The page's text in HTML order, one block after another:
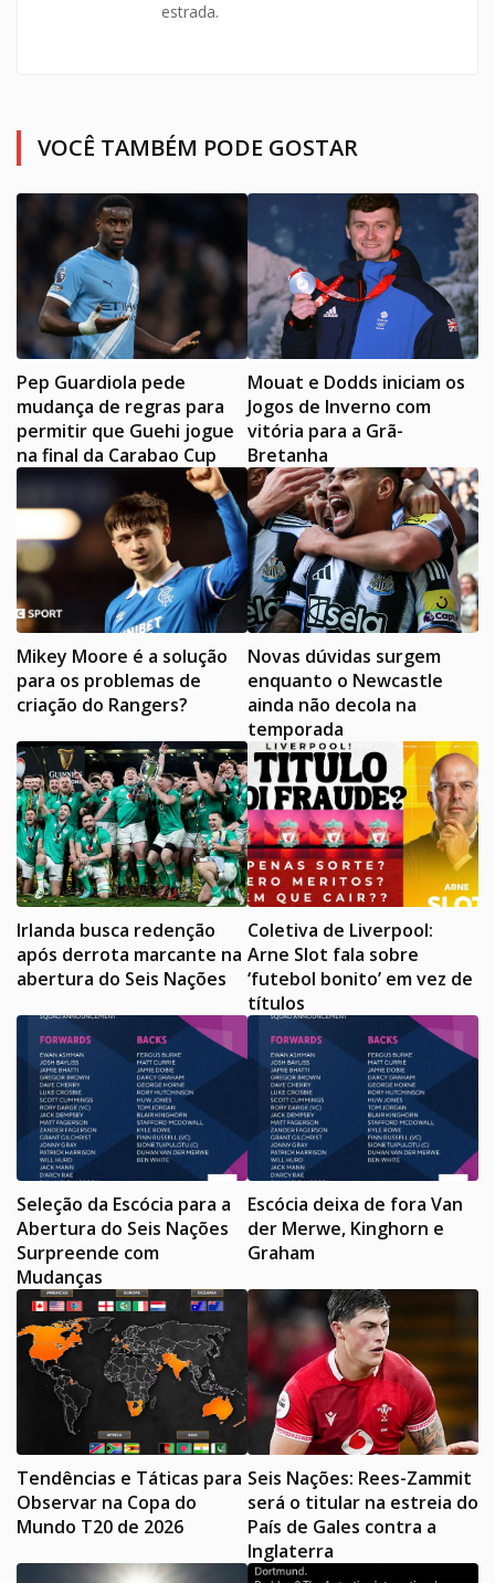
estrada.
VOCÊ TAMBÉM PODE GOSTAR
Pep Guardiola pede
mudança de regras para
permitir que Guehi jogue
na final da Carabao Cup
Mouat e Dodds iniciam os
Jogos de Inverno com
vitória para a Grã-
Bretanha
Mikey Moore é a solução
para os problemas de
criação do Rangers?
Novas dúvidas surgem
enquanto o Newcastle
ainda não decola na
temporada
Irlanda busca redenção
após derrota marcante na
abertura do Seis Nações
Coletiva de Liverpool:
Arne Slot fala sobre
‘futebol bonito’ em vez de
títulos
Seleção da Escócia para a
Abertura do Seis Nações
Surpreende com
Mudanças
Escócia deixa de fora Van
der Merwe, Kinghorn e
Graham
Tendências e Táticas para
Observar na Copa do
Mundo T20 de 2026
Seis Nações: Rees-Zammit
será o titular na estreia do
País de Gales contra a
Inglaterra